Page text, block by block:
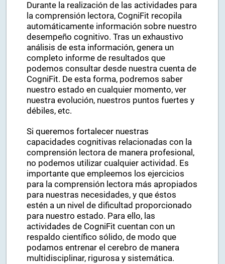
Durante la realización de las actividades para
la comprensión lectora, CogniFit recopila
automáticamente información sobre nuestro
desempeño cognitivo. Tras un exhaustivo
análisis de esta información, genera un
completo informe de resultados que
podemos consultar desde nuestra cuenta de
CogniFit. De esta forma, podremos saber
nuestro estado en cualquier momento, ver
nuestra evolución, nuestros puntos fuertes y
débiles, etc.
Si queremos fortalecer nuestras
capacidades cognitivas relacionadas con la
comprensión lectora de manera profesional,
no podemos utilizar cualquier actividad. Es
importante que empleemos los ejercicios
para la comprensión lectora más apropiados
para nuestras necesidades, y que éstos
estén a un nivel de dificultad proporcionado
para nuestro estado. Para ello, las
actividades de CogniFit cuentan con un
respaldo científico sólido, de modo que
podamos entrenar el cerebro de manera
multidisciplinar, rigurosa y sistemática.